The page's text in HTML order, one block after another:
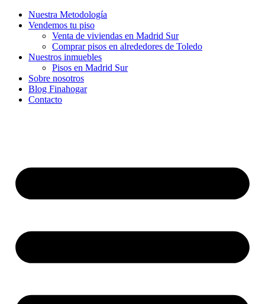
Nuestra Metodología
Vendemos tu piso
Venta de viviendas en Madrid Sur
Comprar pisos en alrededores de Toledo
Nuestros inmuebles
Pisos en Madrid Sur
Sobre nosotros
Blog Finahogar
Contacto